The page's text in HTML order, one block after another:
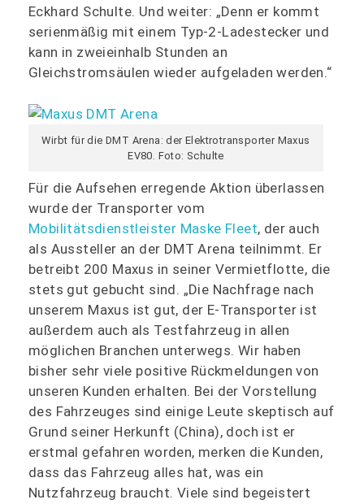
Eckhard Schulte. Und weiter: „Denn er kommt
serienmäßig mit einem Typ-2-Ladestecker und
kann in zweieinhalb Stunden an
Gleichstromsäulen wieder aufgeladen werden.“
Wirbt für die DMT Arena: der Elektrotransporter Maxus
EV80. Foto: Schulte
Für die Aufsehen erregende Aktion überlassen
wurde der Transporter vom
Mobilitätsdienstleister Maske Fleet, der auch
als Aussteller an der DMT Arena teilnimmt. Er
betreibt 200 Maxus in seiner Vermietflotte, die
stets gut gebucht sind. „Die Nachfrage nach
unserem Maxus ist gut, der E-Transporter ist
außerdem auch als Testfahrzeug in allen
möglichen Branchen unterwegs. Wir haben
bisher sehr viele positive Rückmeldungen von
unseren Kunden erhalten. Bei der Vorstellung
des Fahrzeuges sind einige Leute skeptisch auf
Grund seiner Herkunft (China), doch ist er
erstmal gefahren worden, merken die Kunden,
dass das Fahrzeug alles hat, was ein
Nutzfahrzeug braucht. Viele sind begeistert